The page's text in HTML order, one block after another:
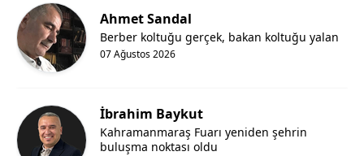
Ahmet Sandal
07 Ağustos 2026
Berber koltuğu gerçek, bakan koltuğu yalan
İbrahim Baykut
Kahramanmaraş Fuarı yeniden şehrin
buluşma noktası oldu